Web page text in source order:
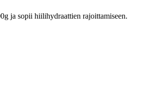
ja sopii hiilihydraattien rajoittamiseen.